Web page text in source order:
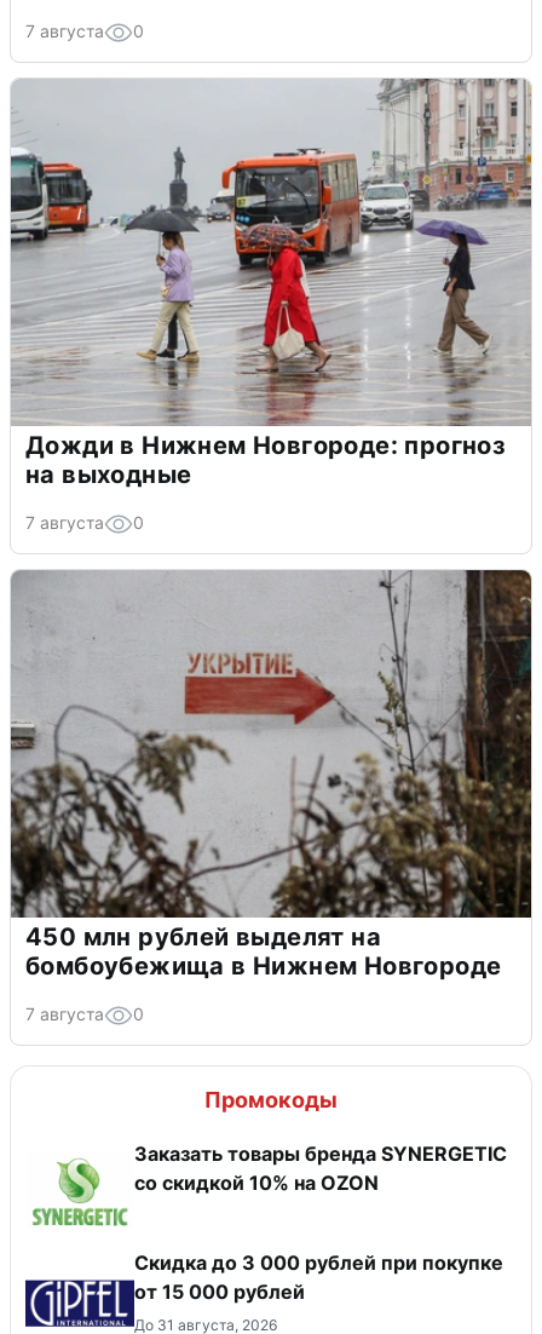
7 августа 0
Дожди в Нижнем Новгороде: прогноз
на выходные
7 августа 0
450 млн рублей выделят на
бомбоубежища в Нижнем Новгороде
7 августа 0
Промокоды
Заказать товары бренда SYNERGETIC
со скидкой 10% на OZON
Скидка до 3 000 рублей при покупке
от 15 000 рублей
До 31 августа, 2026